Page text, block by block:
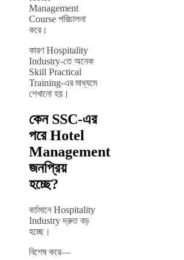
Management
Course পরিচালনা
করে।
কারণ Hospitality
Industry-তে অনেক
Skill Practical
Training-এর মাধ্যমে
শেখানো হয়।
কেন SSC-এর
পরে Hotel
Management
জনপ্রিয়
হচ্ছে?
বর্তমানে Hospitality
Industry দ্রুত বড়
হচ্ছে।
বিশেষ করে—